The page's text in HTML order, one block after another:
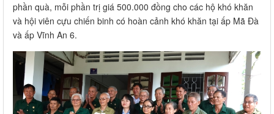
phần quà, mỗi phần trị giá 500.000 đồng cho các hộ khó khăn
và hội viên cựu chiến binh có hoàn cảnh khó khăn tại ấp Mã Đà
và ấp Vĩnh An 6.